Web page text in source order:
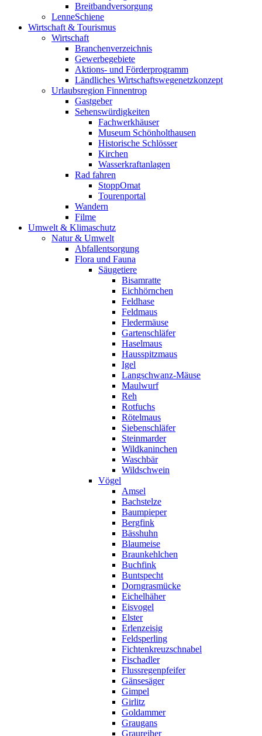
Breitbandversorgung
LenneSchiene
Wirtschaft & Tourismus
Wirtschaft
Branchenverzeichnis
Gewerbegebiete
Aktions- und Förderprogramm
Ländliches Wirtschaftswegenetzkonzept
Urlaubsregion Finnentrop
Gastgeber
Sehenswürdigkeiten
Fachwerkhäuser
Museum Schönholthausen
Historische Schlösser
Kirchen
Wasserkraftanlagen
Rad fahren
StoppOmat
Tourenportal
Wandern
Filme
Umwelt & Klimaschutz
Natur & Umwelt
Abfallentsorgung
Flora und Fauna
Säugetiere
Bisamratte
Eichhörnchen
Feldhase
Feldmaus
Fledermäuse
Gartenschläfer
Haselmaus
Hausspitzmaus
Igel
Langschwanz-Mäuse
Maulwurf
Reh
Rotfuchs
Rötelmaus
Siebenschläfer
Steinmarder
Wildkaninchen
Waschbär
Wildschwein
Vögel
Amsel
Bachstelze
Baumpieper
Bergfink
Bässhuhn
Blaumeise
Braunkehlchen
Buchfink
Buntspecht
Dorngrasmücke
Eichelhäher
Eisvogel
Elster
Erlenzeisig
Feldsperling
Fichtenkreuzschnabel
Fischadler
Flussregenpfeifer
Gänsesäger
Gimpel
Girlitz
Goldammer
Graugans
Graureiher